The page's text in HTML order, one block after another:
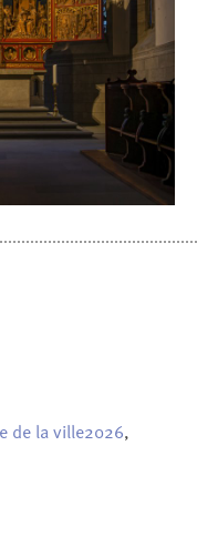
de la ville2026,